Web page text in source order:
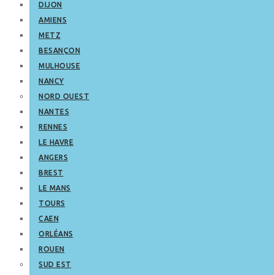
DIJON
AMIENS
METZ
BESANÇON
MULHOUSE
NANCY
NORD OUEST
NANTES
RENNES
LE HAVRE
ANGERS
BREST
LE MANS
TOURS
CAEN
ORLÉANS
ROUEN
SUD EST